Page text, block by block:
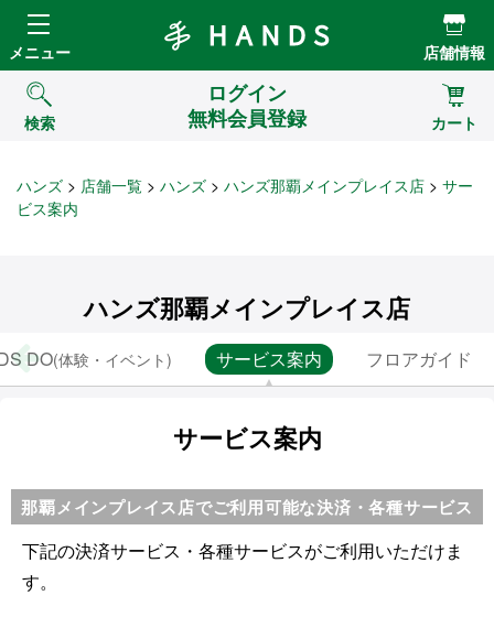
Hands ハンズ
メニュー 店舗情報
検索
ログイン
無料会員登録
カート
ハンズ 店舗一覧 ハンズ ハンズ那覇メインプレイス店
サー
ビス案内
ハンズ那覇メインプレイス店
DO(体験・イベント) サービス案内 フロアガイド
サービス案内
那覇メインプレイス店でご利用可能な決済・各種サービス
下記の決済サービス・各種サービスがご利用いただけま
す。